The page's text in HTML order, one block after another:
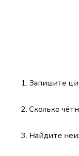
Запишите
Сколько
Найдите